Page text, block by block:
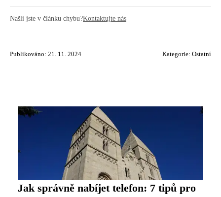
Našli jste v článku chybu?Kontaktujte nás
Publikováno: 21. 11. 2024 Kategorie: Ostatní
Jak správně nabíjet telefon: 7 tipů pro